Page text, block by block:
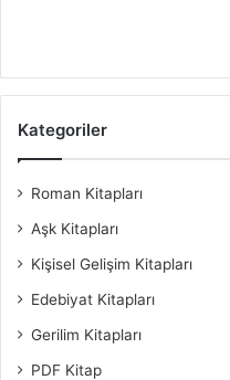
Kategoriler
Roman Kitapları
Aşk Kitapları
Kişisel Gelişim Kitapları
Edebiyat Kitapları
Gerilim Kitapları
PDF Kitap